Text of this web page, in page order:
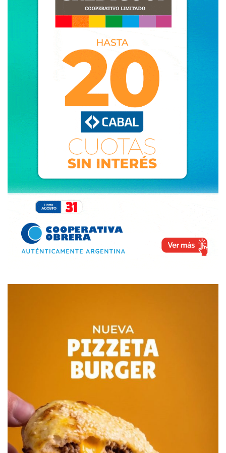
-Es así pibe. Y está bien que la oposición esté muy atenta
y haga un férreo control de los actos de gobierno.
Recuerdo que durante los 8 años del único gobierno
justicialista local, los concejales del radicalismo, y hasta el
propio comité, hicieron una oposición muy dura,
elaborando varios pedidos de informes, denunciando
algunos hechos graves y otros muy menores.
-Además del trabajo de la oposición, son en estos
momentos donde suelen recobrar fuerza las rencillas
internas de todo partido gobernante. Permitame un
ejemplo futbolero: cuando el equipo gana, las diferencias
en el vestuario se disimulan, abundan las sonrisas; cuando
llegan los traspiés, a los disconformes con alguna decisión
del técnico les cuesta ocultar su enojo y -siempre en off
the record- empiezan a cuestionarlo. Sé que algunos
radicales de paladar negro reprochan por estas horas -por
ahora en voz baja- algunas designaciones de funcionarios
jóvenes, inexpertos en la función pública y con nula
-Es decir, tenía razón Ullmann cuando dijo que era sólo un
error administrativo…
-No sé Don Cacho. Sólo sé lo que algunos funcionarios
andan comentando. Y que eso habría levantado el ánimo
del intendente Reyes, porque también me dijeron que Raúl
había quedado muy golpeado con este caso.
-Puede ser, pero después, la barredora hundida en los